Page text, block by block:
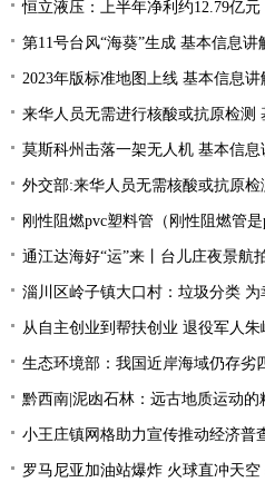
恒立液压：上半年净利约12.79亿元
第11号台风“海葵”生成 基本信息讲
2023年版标准地图上线 基本信息讲
来华人员无需进行核酸或抗原检测
莫斯科州击落一架无人机 基本信息
外交部:来华人员无需核酸或抗原
刚性阻燃pvc塑料管（刚性阻燃管是
通江达海好“运”来丨台儿庄夜景航
淄川区岭子镇大口村：垃圾分类
从自主创业到帮扶创业 退役军人
生态环境部：我国近岸海域仍存劣
黔西南|泥凼石林：远古地质运动的
小王庄镇网格助力宣传推动经济普
罗马尼亚加油站爆炸 火球直冲天